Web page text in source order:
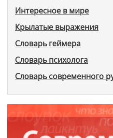
Интересное в мире
Крылатые выражения
Словарь геймера
Словарь психолога
Словарь современного